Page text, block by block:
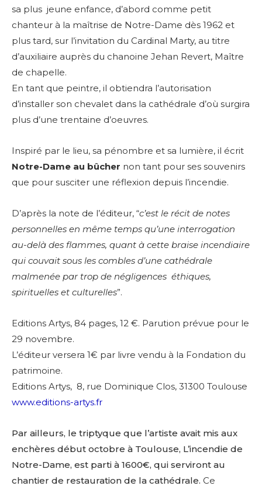
sa plus jeune enfance, d’abord comme petit
chanteur à la maîtrise de Notre-Dame dès 1962 et
plus tard, sur l’invitation du Cardinal Marty, au titre
d’auxiliaire auprès du chanoine Jehan Revert, Maître
de chapelle.
En tant que peintre, il obtiendra l’autorisation
d’installer son chevalet dans la cathédrale d’où surgira
plus d’une trentaine d’oeuvres.
Inspiré par le lieu, sa pénombre et sa lumière, il écrit
Notre-Dame au bûcher non tant pour ses souvenirs
que pour susciter une réflexion depuis l’incendie.
D’après la note de l’éditeur, “c’est le récit de notes
personnelles en même temps qu’une interrogation
au-delà des flammes, quant à cette braise incendiaire
qui couvait sous les combles d’une cathédrale
malmenée par trop de négligences éthiques,
spirituelles et culturelles”.
Editions Artys, 84 pages, 12 €. Parution prévue pour le
29 novembre.
L’éditeur versera 1€ par livre vendu à la Fondation du
patrimoine.
Editions Artys, 8, rue Dominique Clos, 31300 Toulouse
www.editions-artys.fr
Par ailleurs, le triptyque que l’artiste avait mis aux
enchères début octobre à Toulouse, L’incendie de
Notre-Dame, est parti à 1600€, qui serviront au
chantier de restauration de la cathédrale. Ce